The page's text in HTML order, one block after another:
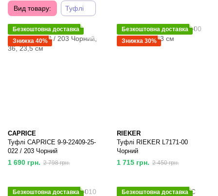
Вид товару: Туфлі
Безкоштовна доставка
Знижка 40%
CAPRICE
Туфлі CAPRICE 9-9-22409-25-
022 / 203 Чорний
1 690 грн. 2 798 грн.
Безкоштовна доставка
Знижка 30%
RIEKER
Туфлі RIEKER L7171-00
Чорний
1 715 грн. 2 450 грн.
Безкоштовна доставка
Безкоштовна доставка